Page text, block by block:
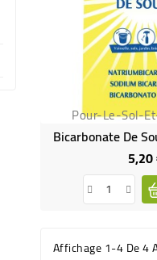
Pour-Le-Sol-
Bicarbonate De
Affichage 1-4 De 4